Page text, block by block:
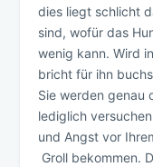
dies liegt schlicht
sind, wofür das
wenig kann. Wird
bricht für ihn
Sie werden genau
lediglich
und Angst vor
Groll bekommen.